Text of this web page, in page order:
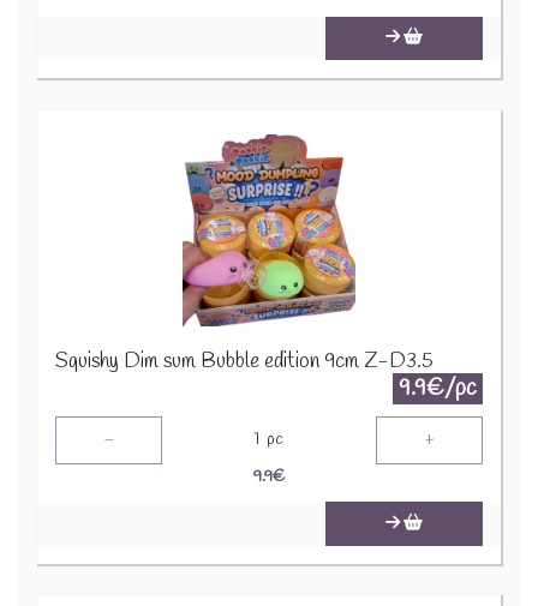
Squishy Dim sum Bubble edition 9cm Z-D3.5
9.9€/pc
- 1 pc +
9.9€